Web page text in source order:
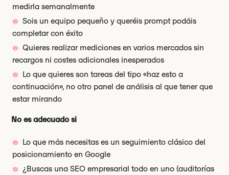
medirla semanalmente
Sois un equipo pequeño y queréis prompt podáis
completar con éxito
Quieres realizar mediciones en varios mercados sin
recargos ni costes adicionales inesperados
Lo que quieres son tareas del tipo «haz esto a
continuación», no otro panel de análisis al que tener que
estar mirando
No es adecuado si
Lo que más necesitas es un seguimiento clásico del
posicionamiento en Google
¿Buscas una SEO empresarial todo en uno (auditorías